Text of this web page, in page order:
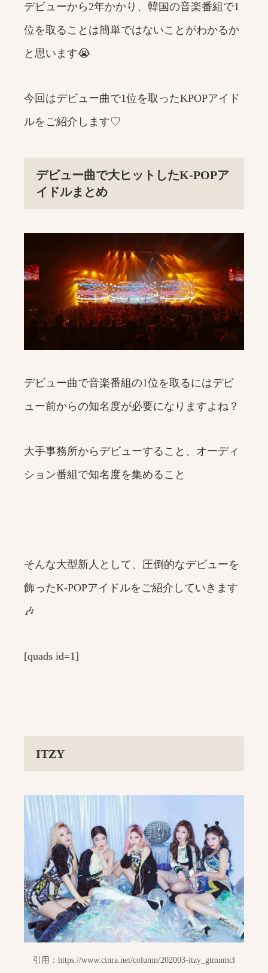
デビューから2年かかり、韓国の音楽番組で1
位を取ることは簡単ではないことがわかるか
と思います😭
今回はデビュー曲で1位を取ったKPOPアイド
ルをご紹介します♡
デビュー曲で大ヒットしたK-POPア
イドルまとめ
デビュー曲で音楽番組の1位を取るにはデビ
ュー前からの知名度が必要になりますよね？
大手事務所からデビューすること、オーディ
ション番組で知名度を集めること
そんな大型新人として、圧倒的なデビューを
飾ったK-POPアイドルをご紹介していきます
🎶
[quads id=1]
ITZY
引用：https://www.cinra.net/column/202003-itzy_gtmnmcl